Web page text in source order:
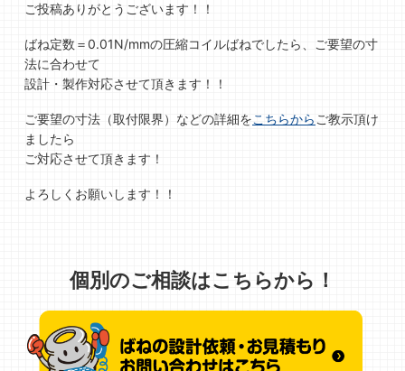
ご投稿ありがとうございます！！
ばね定数＝0.01N/mmの圧縮コイルばねでしたら、ご要望の寸
法に合わせて
設計・製作対応させて頂きます！！
ご要望の寸法（取付限界）などの詳細をこちらから ご教示頂け
ましたら
ご対応させて頂きます！
よろしくお願いします！！
個別のご相談はこちらから！